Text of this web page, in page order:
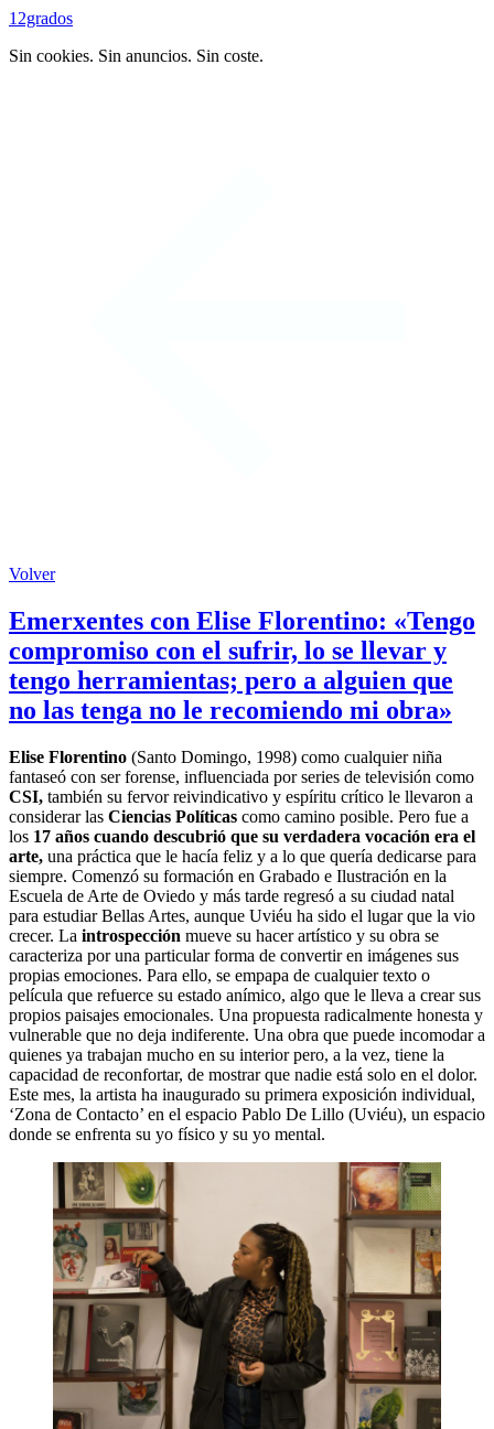
12grados
Sin cookies. Sin anuncios. Sin coste.
Volver
Emerxentes con Elise Florentino: «Tengo
compromiso con el sufrir, lo se llevar y
tengo herramientas; pero a alguien que
no las tenga no le recomiendo mi obra»
Elise Florentino (Santo Domingo, 1998) como cualquier niña
fantaseó con ser forense, influenciada por series de televisión como
CSI, también su fervor reivindicativo y espíritu crítico le llevaron a
considerar las Ciencias Políticas como camino posible. Pero fue a
los 17 años cuando descubrió que su verdadera vocación era el
arte, una práctica que le hacía feliz y a lo que quería dedicarse para
siempre. Comenzó su formación en Grabado e Ilustración en la
Escuela de Arte de Oviedo y más tarde regresó a su ciudad natal
para estudiar Bellas Artes, aunque Uviéu ha sido el lugar que la vio
crecer. La introspección mueve su hacer artístico y su obra se
caracteriza por una particular forma de convertir en imágenes sus
propias emociones. Para ello, se empapa de cualquier texto o
película que refuerce su estado anímico, algo que le lleva a crear sus
propios paisajes emocionales. Una propuesta radicalmente honesta y
vulnerable que no deja indiferente. Una obra que puede incomodar a
quienes ya trabajan mucho en su interior pero, a la vez, tiene la
capacidad de reconfortar, de mostrar que nadie está solo en el dolor.
Este mes, la artista ha inaugurado su primera exposición individual,
‘Zona de Contacto’ en el espacio Pablo De Lillo (Uviéu), un espacio
donde se enfrenta su yo físico y su yo mental.